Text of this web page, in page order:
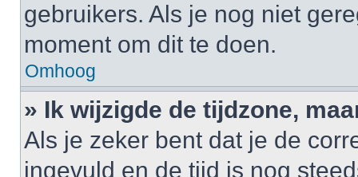
gebruikers. Als je nog niet
moment om dit te doen.
Omhoog
» Ik wijzigde de tijdzone,
Als je zeker bent dat je de
ingevuld en de tijd is nog